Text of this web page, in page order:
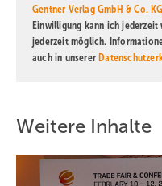
Gentner Verlag GmbH & Co. KG
Einwilligung kann ich jederzeit
jederzeit möglich.
auch in unserer
Weitere Inhalte